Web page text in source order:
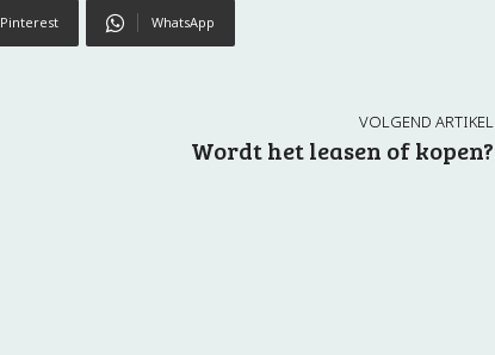
Pinterest WhatsApp
VOLGEND ARTIKEL
Wordt het leasen of kopen?